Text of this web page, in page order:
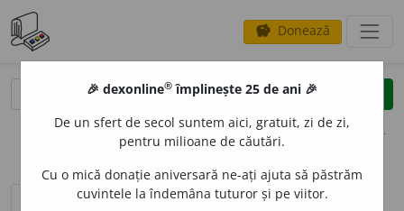
savings Donează
clear
opțiuni
definiții (1) declinări
🎉 dexonline® împlinește 25 de ani 🎉
De un sfert de secol suntem aici, gratuit, zi de zi,
pentru milioane de căutări.
Cu o mică donație aniversară ne-ați ajuta să păstrăm
cuvintele la îndemâna tuturor și pe viitor.